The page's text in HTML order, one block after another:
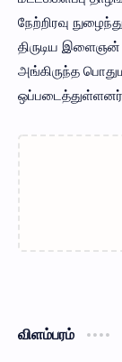
நேற்றிரவு
திருடிய
அங்கிருந்த
விளம்பரம்